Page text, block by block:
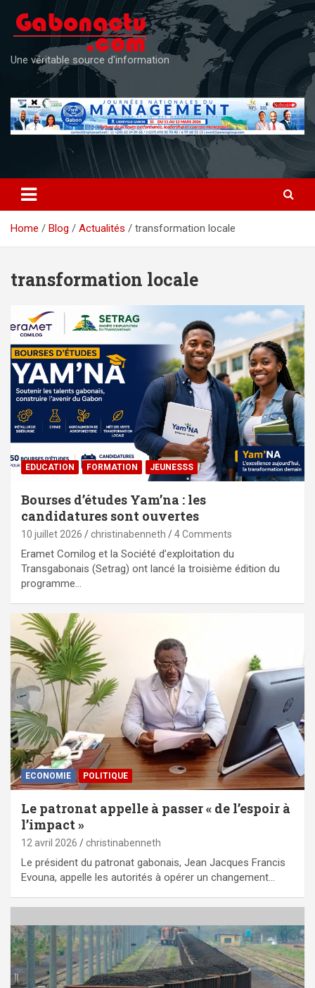
content
Une véritable source d'information
Home Blog Actualités transformation locale
transformation locale
EDUCATION FORMATION JEUNESSS
Bourses d’études Yam’na : les
candidatures sont ouvertes
10 juillet 2026 christinabenneth 4 Comments
Eramet Comilog et la Société d’exploitation du
Transgabonais (Setrag) ont lancé la troisième édition du
programme…
ECONOMIE POLITIQUE
Le patronat appelle à passer « de l’espoir à
l’impact »
12 avril 2026 christinabenneth
Le président du patronat gabonais, Jean Jacques Francis
Evouna, appelle les autorités à opérer un changement…